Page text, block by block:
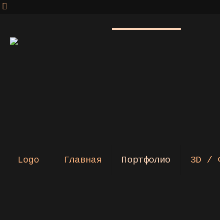
Главная Портфолио 3D /